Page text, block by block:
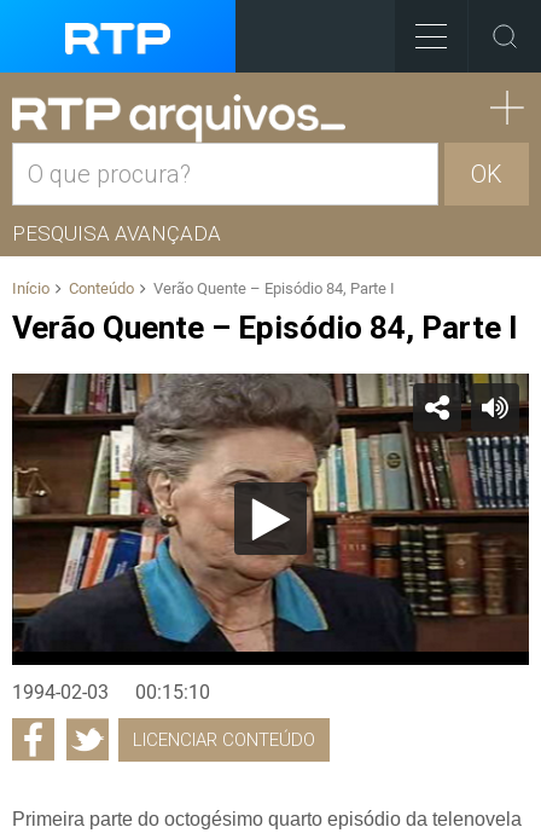
OK
PESQUISA AVANÇADA
Início Conteúdo Verão Quente – Episódio 84, Parte I
Verão Quente – Episódio 84, Parte I
1994-02-03 00:15:10
LICENCIAR CONTEÚDO
Primeira parte do octogésimo quarto episódio da telenovela